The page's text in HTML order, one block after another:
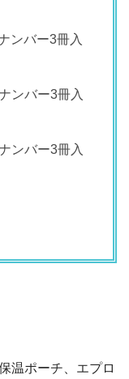
ンバー3冊入
ンバー3冊入
ンバー3冊入
温ポーチ、エプロ